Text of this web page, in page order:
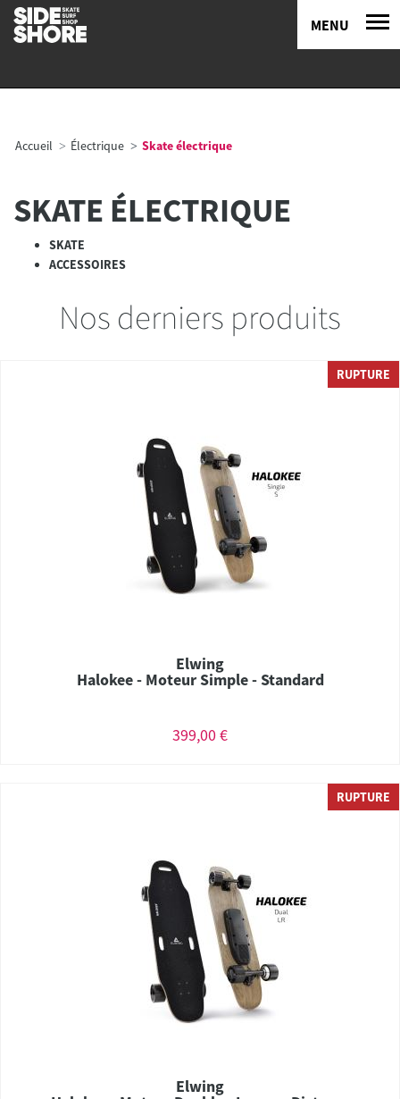
MENU
Accueil Électrique Skate électrique
SKATE ÉLECTRIQUE
SKATE
ACCESSOIRES
Nos derniers produits
RUPTURE
Elwing
Halokee - Moteur Simple - Standard
399,00 €
RUPTURE
Elwing